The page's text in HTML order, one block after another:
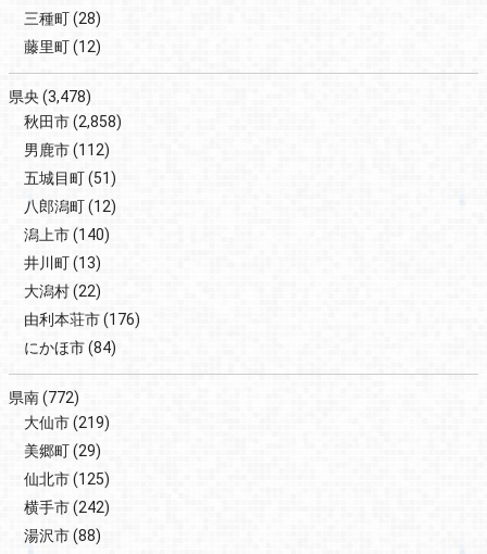
三種町(28)
藤里町(12)
県央(3,478)
秋田市(2,858)
男鹿市(112)
五城目町(51)
八郎潟町(12)
潟上市(140)
井川町(13)
大潟村(22)
由利本荘市(176)
にかほ市(84)
県南(772)
大仙市(219)
美郷町(29)
仙北市(125)
横手市(242)
湯沢市(88)